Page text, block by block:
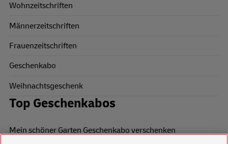
Wohnzeitschriften
Männerzeitschriften
Frauenzeitschriften
Geschenkabo
Weihnachtsgeschenk
Top Geschenkabos
Mein schöner Garten Geschenkabo verschenken